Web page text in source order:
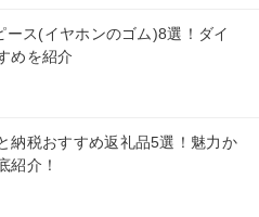
ース(イヤホンのゴム)8選！ダイ
めを紹介
納税おすすめ返礼品5選！魅力か
紹介！